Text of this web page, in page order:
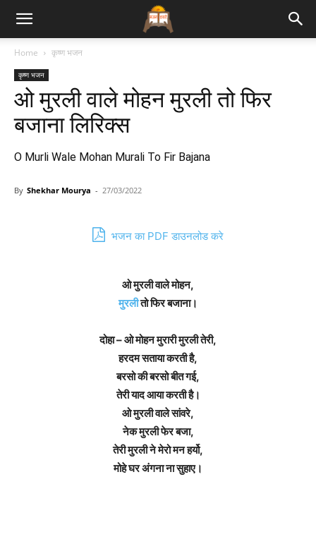
Bhajan
Lyrics
Home कृष्ण भजन
कृष्ण भजन
ओ मुरली वाले मोहन मुरली तो फिर
बजाना लिरिक्स
O Murli Wale Mohan Murali To Fir Bajana
By Shekhar Mourya - 27/03/2022
भजन का PDF डाउनलोड करे
ओ मुरली वाले मोहन,
मुरलीतो फिर बजाना।
दोहा – ओ मोहन मुरारी मुरली तेरी,
हरदम सताया करती है,
बरसो की बरसो बीत गई,
तेरी याद आया करती है।
ओ मुरली वाले सांवरे,
नेक मुरली फेर बजा,
तेरी मुरली ने मेरो मन हर्यो,
मोहे घर अंगना ना सुहाए।